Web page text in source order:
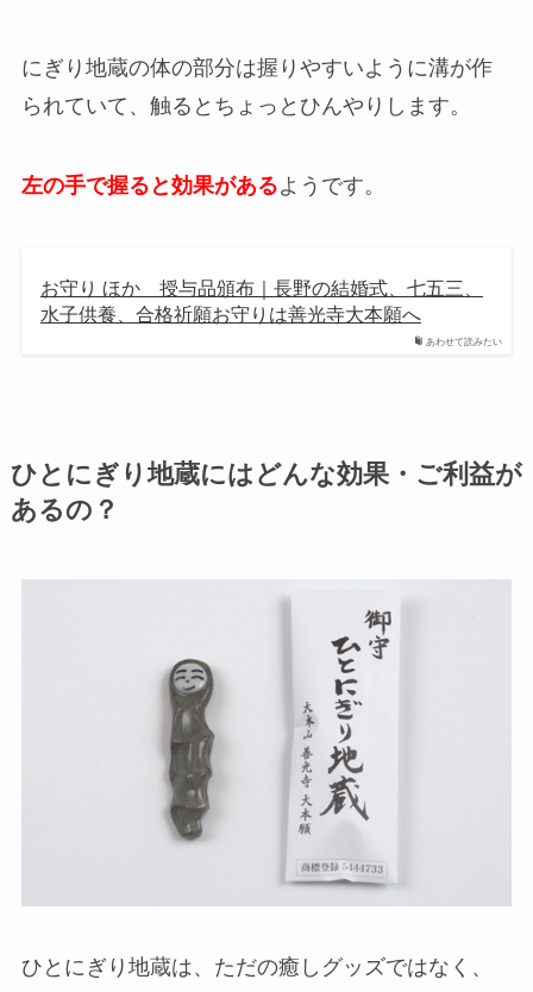
にぎり地蔵の体の部分は握りやすいように溝が作
られていて、触るとちょっとひんやりします。
左の手で握ると効果があるようです。
あわせて読みたい
お守り ほか 授与品頒布｜長野の結婚式、七五三、
水子供養、合格祈願お守りは善光寺大本願へ
ひとにぎり地蔵にはどんな効果・ご利益が
あるの？
ひとにぎり地蔵は、ただの癒しグッズではなく、